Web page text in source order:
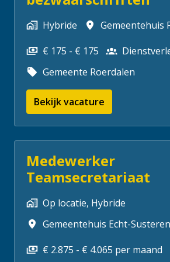
Hybride
Gemeentehuis
€ 175 - € 175
Gemeente Roerdalen
Bekijk vacature
Medewerker
Teamsecretariaat
Op locatie, Hybride
Gemeentehuis Echt-Susteren
€ 2.875 - € 4.065 per maand